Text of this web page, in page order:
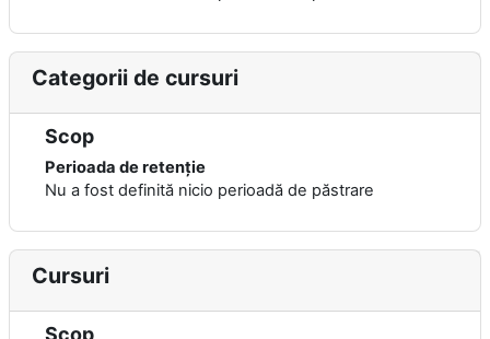
Categorii de cursuri
Scop
Perioada de retenție
Nu a fost definită nicio perioadă de păstrare
Cursuri
Scop